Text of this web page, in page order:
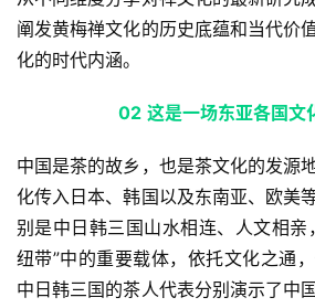
阐发黄梅禅文化的历史底蕴和当代价
化的时代内涵。
02 这是一场东亚各国文
中国是茶的故乡，也是茶文化的发源
化传入日本、韩国以及东南亚、欧美
别是中日韩三国山水相连、人文相亲
纽带”中的重要载体，依托文化之通
中日韩三国的茶人代表分别演示了中